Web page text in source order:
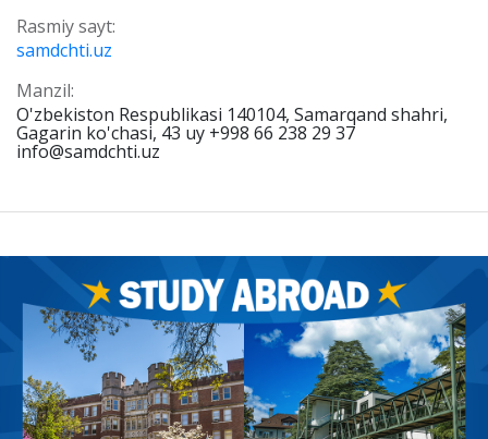
Rasmiy sayt:
samdchti.uz
Manzil:
O'zbekiston Respublikasi 140104, Samarqand shahri,
Gagarin ko'chasi, 43 uy +998 66 238 29 37
info@samdchti.uz